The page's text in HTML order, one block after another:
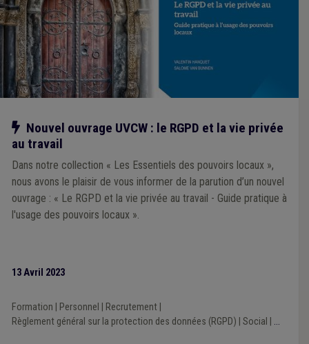
Notre action
Nouvel ouvrage UVCW : le RGPD et la vie privée
au travail
Dans notre collection « Les Essentiels des pouvoirs locaux »,
nous avons le plaisir de vous informer de la parution d’un nouvel
ouvrage : « Le RGPD et la vie privée au travail - Guide pratique à
l'usage des pouvoirs locaux ».
13 Avril 2023
Formation Personnel Recrutement|
Règlement général sur la protection des données (RGPD) Social ...